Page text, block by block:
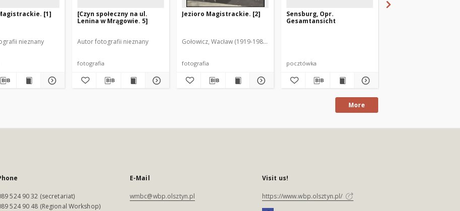
[1]
nieznany
[Czyn społeczny na ul.
Lenina w Mrągowie. 5]
Autor fotografii nieznany
fotografia
Jezioro Magistrackie. [2]
Gołowicz, Wacław (1919-1983). Fot.
fotografia
Sensburg, Opr.
Gesamtansicht
pocztówka
More
524 90 32 (secretariat)
524 90 48 (Regional Workshop)
E-Mail
wmbc@wbp.olsztyn.pl
Visit us!
https://www.wbp.olsztyn.pl/